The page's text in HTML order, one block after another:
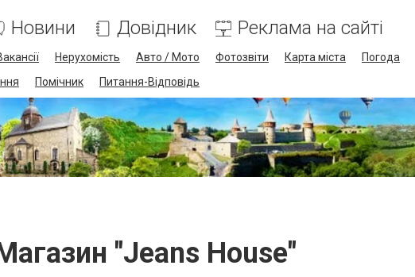
Новини Довідник Реклама на сайті
Нерухомість Авто / Мото Фотозвіти Карта міста
Погода
Помічник Питання-Відповідь
"Jeans House"